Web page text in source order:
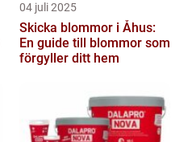
04 juli 2025
Skicka blommor i Åhus:
En guide till blommor som
förgyller ditt hem